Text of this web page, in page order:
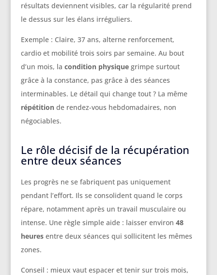
résultats deviennent visibles, car la régularité prend
le dessus sur les élans irréguliers.
Exemple : Claire, 37 ans, alterne renforcement,
cardio et mobilité trois soirs par semaine. Au bout
d’un mois, la condition physiquegrimpe surtout
grâce à la constance, pas grâce à des séances
interminables. Le détail qui change tout ? La même
répétitionde rendez-vous hebdomadaires, non
négociables.
Le rôle décisif de la récupération
entre deux séances
Les progrès ne se fabriquent pas uniquement
pendant l’effort. Ils se consolident quand le corps
répare, notamment après un travail musculaire ou
intense. Une règle simple aide : laisser environ 48
heuresentre deux séances qui sollicitent les mêmes
zones.
Conseil : mieux vaut espacer et tenir sur trois mois,